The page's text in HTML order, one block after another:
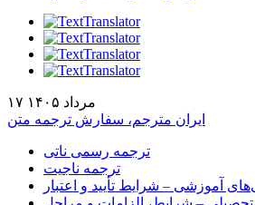
۱۷ مرداد ۱۴۰۵
ایران مترجم، سفارش ترجمه متن
ترجمه رسمی ناتی
ترجمه ناجیت
آموزشی – شرایط تأیید و اعتبار